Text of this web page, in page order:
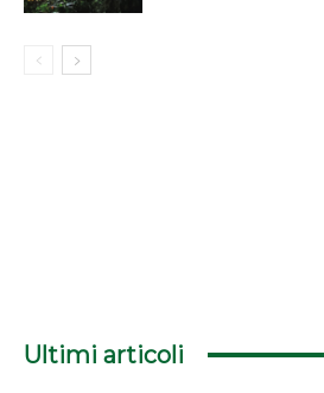
Ultimi articoli